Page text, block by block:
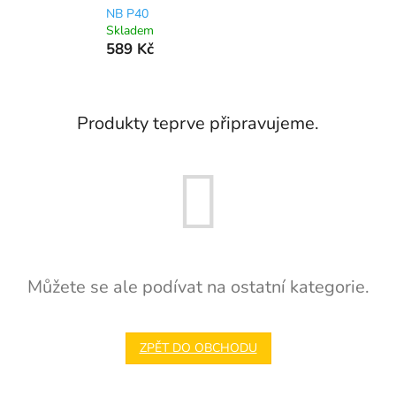
NB P40
Skladem
589 Kč
Produkty teprve připravujeme.
Můžete se ale podívat na ostatní kategorie.
ZPĚT DO OBCHODU